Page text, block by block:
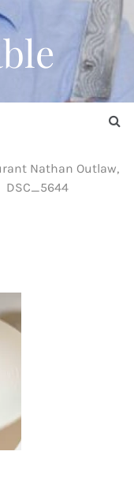
Nathan Outlaw,
DSC_5644